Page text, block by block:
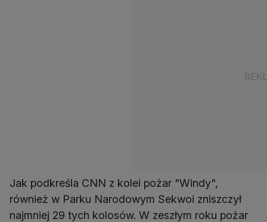
Jak podkreśla CNN z kolei pożar "Windy",
również w Parku Narodowym Sekwoi zniszczył
najmniej 29 tych kolosów. W zeszłym roku pożar